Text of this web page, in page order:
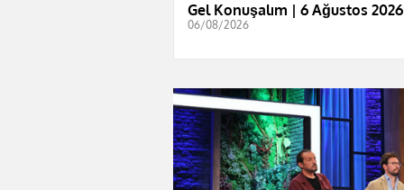
Gel Konuşalım | 6 Ağustos 2026
06/08/2026